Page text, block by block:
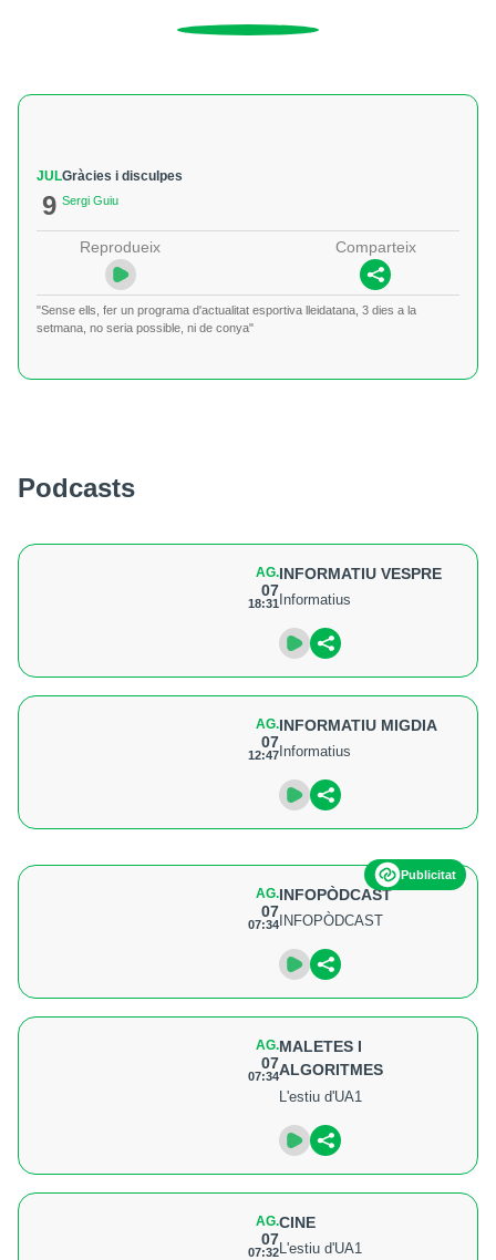
JUL
9
Gràcies i disculpes
Sergi Guiu
Reprodueix Comparteix
"Sense ells, fer un programa d'actualitat esportiva lleidatana, 3 dies a la
setmana, no seria possible, ni de conya"
Podcasts
AG.
07
18:31
INFORMATIU VESPRE
Informatius
AG.
07
12:47
INFORMATIU MIGDIA
Informatius
Publicitat
AG.
07
07:34
INFOPÒDCAST
INFOPÒDCAST
AG.
07
07:34
MALETES I
ALGORITMES
L'estiu d'UA1
AG.
07
07:32
CINE
L'estiu d'UA1